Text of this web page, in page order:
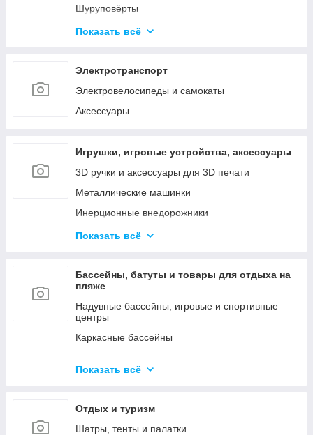
Шуруповёрты
Шлифовальные машины
Наборы инструментов
Сетевые инструменты
Контрольно - измерительные приборы
Показать всё
Электротранспорт
Электровелосипеды и самокаты
Аксессуары
Игрушки, игровые устройства, аксессуары
3D ручки и аксессуары для 3D печати
Металлические машинки
Инерционные внедорожники
Радиоуправляемые машинки и роботы
Конструкторы
Показать всё
Бассейны, батуты и товары для отдыха на
пляже
Надувные бассейны, игровые и спортивные
центры
Каркасные бассейны
Лестницы, тенты, подложки и др. аксессуары
Показать всё
Отдых и туризм
Шатры, тенты и палатки